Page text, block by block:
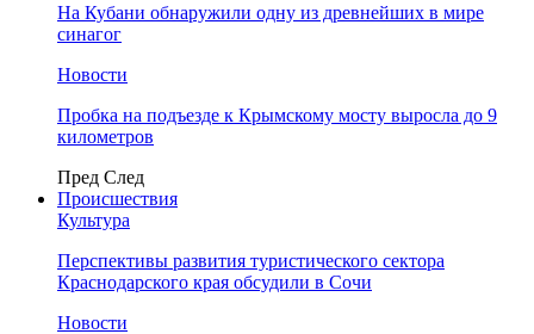
На Кубани обнаружили одну из древнейших в мире
синагог
Новости
Пробка на подъезде к Крымскому мосту выросла до 9
километров
Пред След
Происшествия
Культура
Перспективы развития туристического сектора
Краснодарского края обсудили в Сочи
Новости